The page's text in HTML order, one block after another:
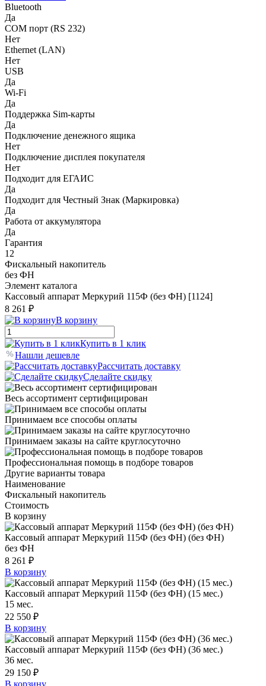
Bluetooth
Да
COM порт (RS 232)
Нет
Ethernet (LAN)
Нет
USB
Да
Wi-Fi
Да
Поддержка Sim-карты
Да
Подключение денежного ящика
Нет
Подключение дисплея покупателя
Нет
Подходит для ЕГАИС
Да
Подходит для Честный Знак (Маркировка)
Да
Работа от аккумулятора
Да
Гарантия
12
Фискальный накопитель
без ФН
Элемент каталога
Кассовый аппарат Меркурий 115Ф (без ФН) [1124]
8 261 ₽
В корзину
Купить в 1 клик
Нашли дешевле
Рассчитать доставку
Сделайте скидку
Весь ассортимент сертифицирован
Принимаем все способы оплаты
Принимаем заказы на сайте круглосуточно
Профессиональная помощь в подборе товаров
Другие варианты товара
Наименование
Фискальный накопитель
Стоимость
В корзину
Кассовый аппарат Меркурий 115Ф (без ФН) (без ФН)
без ФН
8 261 ₽
В корзину
Кассовый аппарат Меркурий 115Ф (без ФН) (15 мес.)
15 мес.
22 550 ₽
В корзину
Кассовый аппарат Меркурий 115Ф (без ФН) (36 мес.)
36 мес.
29 150 ₽
В корзину